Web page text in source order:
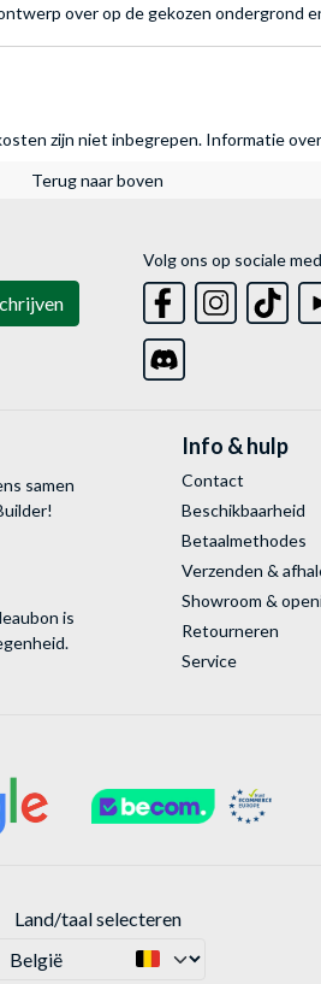
over op de gekozen ondergrond
zijn niet inbegrepen. Informatie
Terug naar boven
Volg ons op sociale
samen
is
Info & hulp
Contact
Beschikbaarheid
Betaalmethodes
Verzenden &
Showroom &
Retourneren
Service
Land/taal selecteren